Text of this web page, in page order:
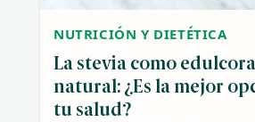
NUTRICIÓN Y DIETÉTICA
La stevia como
natural: ¿Es la mejor
tu salud?